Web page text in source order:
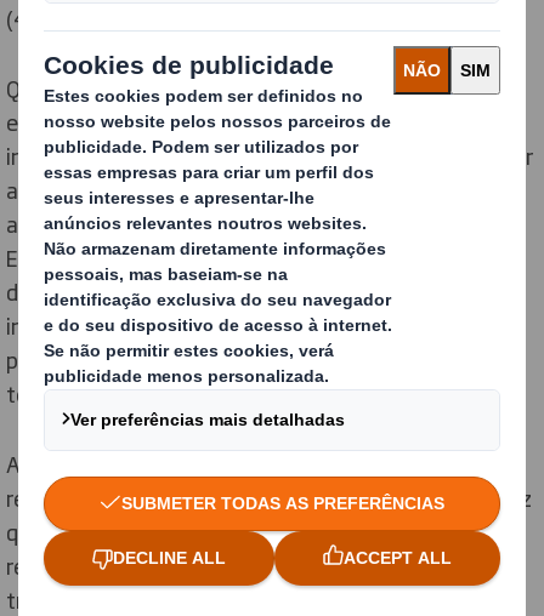
(45%), irritados (33%) e frustrados (25%).
Quando se trata de devolver artigos, em média, os
europeus revelam que os produtos com um valor
inferior a 26 euros não merecem o esforço para efetuar
a devolução – criando lixo adicional à medida que os
artigos danificados se acumulam nas casas por toda a
Europa. Entre aqueles que não devolvem artigos
danificados, 43% dizem que não vale a pena o
incómodo, 41% que devolver custaria tanto quanto
pagaram originalmente pelo artigo e 23% que
tentariam reparar o produto em casa.
As devoluções significam também uma perda de
receitas valiosas para as marcas e retalhistas, uma vez
que 57% dos compradores preferem receber um
reembolso, em contraste com os 33% que pedem uma
troca. 40% hesitam em comprar a uma marca